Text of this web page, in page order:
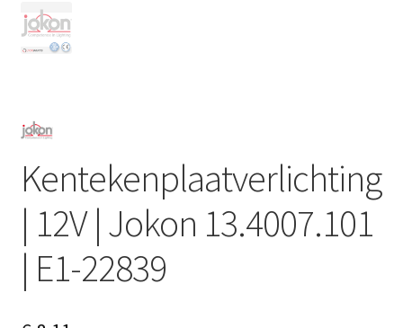
Kentekenplaatverlichting
| 12V | Jokon 13.4007.101
| E1-22839